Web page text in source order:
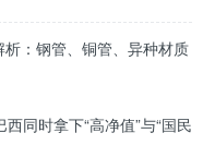
：钢管、铜管、异种材质
同时拿下“高净值”与“国民